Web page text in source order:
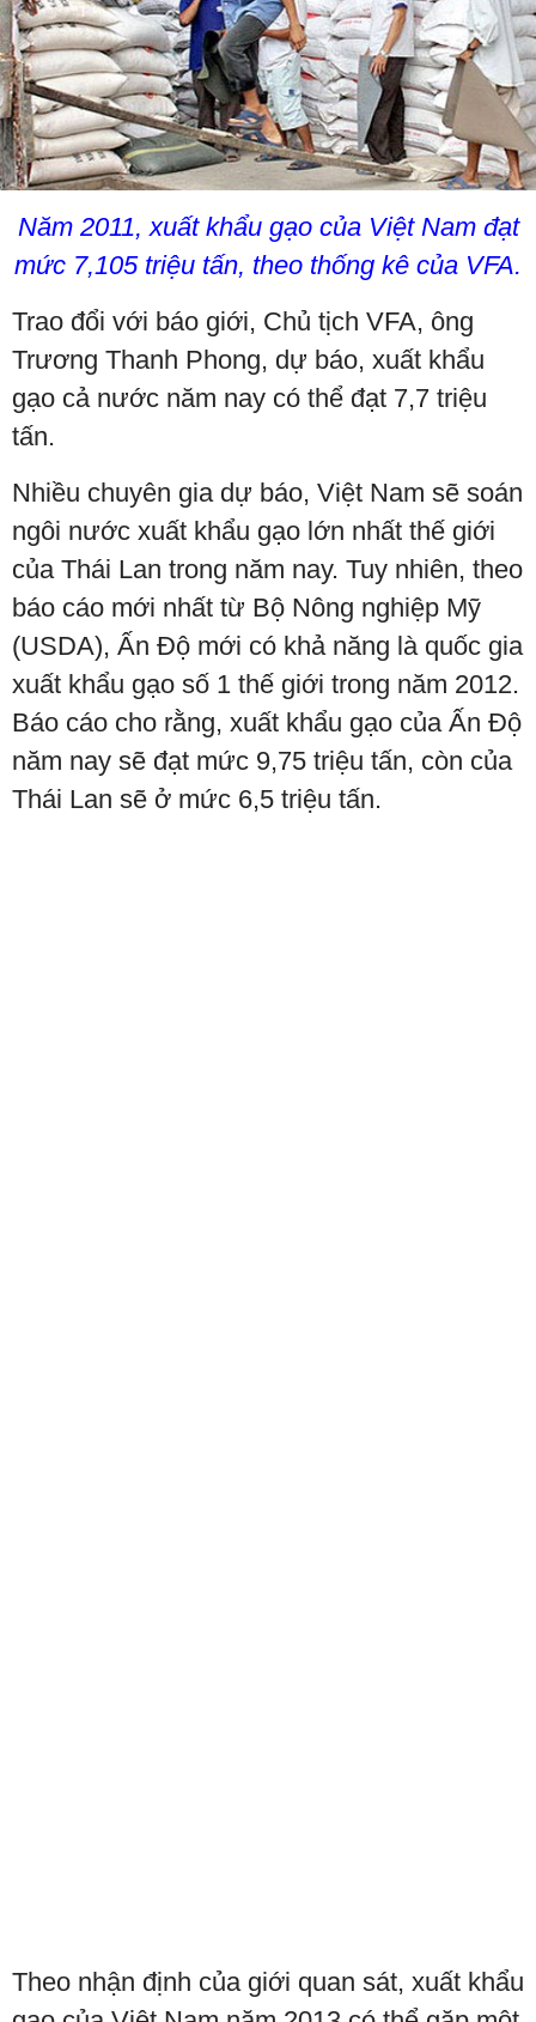
Năm 2011, xuất khẩu gạo của Việt Nam đạt
mức 7,105 triệu tấn, theo thống kê của VFA.
Trao đổi với báo giới, Chủ tịch VFA, ông
Trương Thanh Phong, dự báo, xuất khẩu
gạo cả nước năm nay có thể đạt 7,7 triệu
tấn.
Nhiều chuyên gia dự báo, Việt Nam sẽ soán
ngôi nước xuất khẩu gạo lớn nhất thế giới
của Thái Lan trong năm nay. Tuy nhiên, theo
báo cáo mới nhất từ Bộ Nông nghiệp Mỹ
(USDA), Ấn Độ mới có khả năng là quốc gia
xuất khẩu gạo số 1 thế giới trong năm 2012.
Báo cáo cho rằng, xuất khẩu gạo của Ấn Độ
năm nay sẽ đạt mức 9,75 triệu tấn, còn của
Thái Lan sẽ ở mức 6,5 triệu tấn.
Theo nhận định của giới quan sát, xuất khẩu